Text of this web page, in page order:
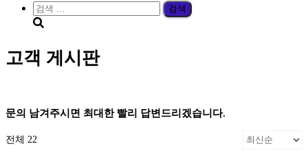
검
색:
고객 게시판
문의 남겨주시면 최대한 빨리 답변드리겠습니다.
전체 22